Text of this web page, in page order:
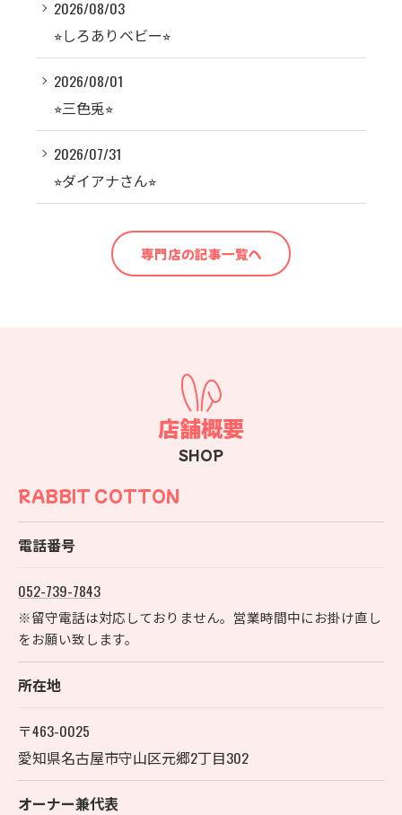
2026/08/03
⭐︎しろありベビー⭐︎
2026/08/01
⭐︎三色兎⭐︎
2026/07/31
⭐︎ダイアナさん⭐︎
専門店の記事一覧へ
店舗概要
SHOP
RABBIT COTTON
電話番号
052-739-7843
※留守電話は対応しておりません。営業時間中にお掛け直し
をお願い致します。
所在地
〒463-0025
愛知県名古屋市守山区元郷2丁目302
オーナー兼代表